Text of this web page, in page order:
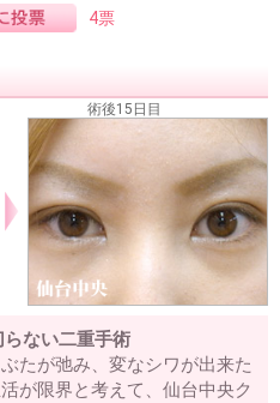
4票
術後15日目
ない二重手術
たが弛み、変なシワが出来た
が限界と考えて、仙台中央ク